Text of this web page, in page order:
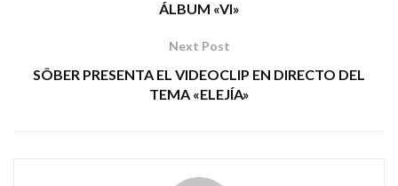
ÁLBUM «VI»
Next Post
SÔBER PRESENTA EL VIDEOCLIP EN DIRECTO DEL
TEMA «ELEJÍA»